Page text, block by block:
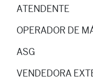
ATENDENTE
OPERADOR DE
ASG
VENDEDORA